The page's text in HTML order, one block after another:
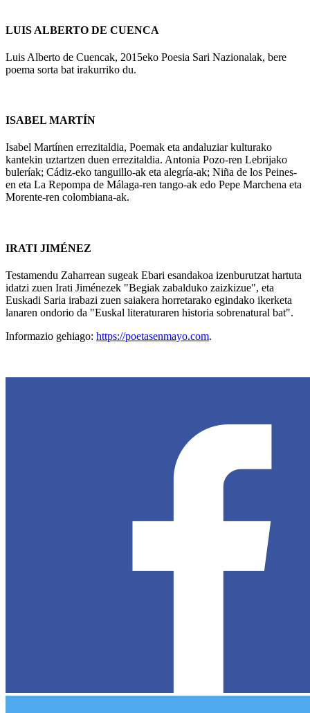
LUIS ALBERTO DE CUENCA
Luis Alberto de Cuencak, 2015eko Poesia Sari Nazionalak, bere
poema sorta bat irakurriko du.
ISABEL MARTÍN
Isabel Martínen errezitaldia, Poemak eta andaluziar kulturako
kantekin uztartzen duen errezitaldia. Antonia Pozo-ren Lebrijako
buleríak; Cádiz-eko tanguillo-ak eta alegría-ak; Niña de los Peines-
en eta La Repompa de Málaga-ren tango-ak edo Pepe Marchena eta
Morente-ren colombiana-ak.
IRATI JIMÉNEZ
Testamendu Zaharrean sugeak Ebari esandakoa izenburutzat hartuta
idatzi zuen Irati Jiménezek "Begiak zabalduko zaizkizue", eta
Euskadi Saria irabazi zuen saiakera horretarako egindako ikerketa
lanaren ondorio da "Euskal literaturaren historia sobrenatural bat".
Informazio gehiago: https://poetasenmayo.com.